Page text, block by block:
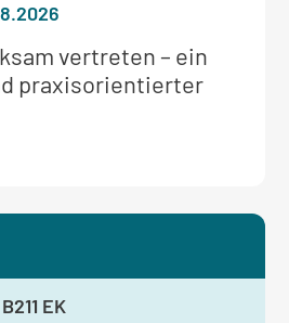
vertreten – ein
praxisorientierter
EK